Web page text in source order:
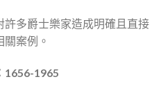
多爵士樂家造成明確且直接
案例。
1656-1965